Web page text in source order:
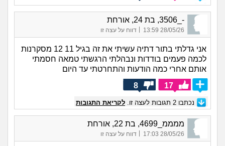
-_3506, בת 24, אורחת
28/05/26 13:59 דווח על עצה זו
אני גדלתי בתור דתיה עשיתי את זה בגיל 11 12 מסקרנות
לכמה פעמים בודדות ונבהלתי הרגשתי טמאה חסמתי
אותם אחרי כמה הודעות והתחרטתי עד היום
17
8
נכתבו 2 תגובות לעצה זו. לקריאת התגובות
ממממ_4699, בת 22, אורחת
28/05/26 17:03 דווח על עצה זו